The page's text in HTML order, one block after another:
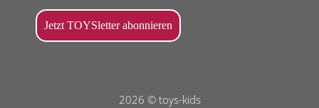
2026 © toys-kids